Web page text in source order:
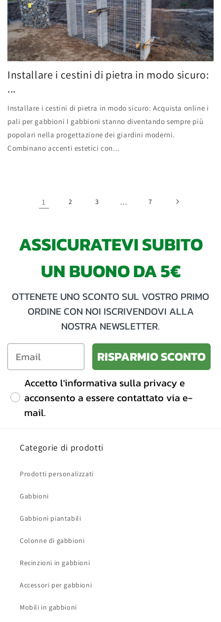
Installare i cestini di pietra in modo sicuro:
...
Installare i cestini di pietra in modo sicuro: Acquista online i
pali per gabbioni I gabbioni stanno diventando sempre più
popolari nella progettazione dei giardini moderni.
Combinano accenti estetici con...
1 2 3 … 7
ASSICURATEVI SUBITO
UN BUONO DA 5€
OTTENETE UNO SCONTO SUL VOSTRO PRIMO
ORDINE CON NOI ISCRIVENDOVI ALLA
NOSTRA NEWSLETTER.
RISPARMIO SCONTO
Accetto l'informativa sulla privacy e
acconsento a essere contattato via e-
mail.
Categorie di prodotti
Prodotti personalizzati
Gabbioni
Gabbioni piantabili
Colonne di gabbioni
Recinzioni in gabbioni
Accessori per gabbioni
Mobili in gabbioni